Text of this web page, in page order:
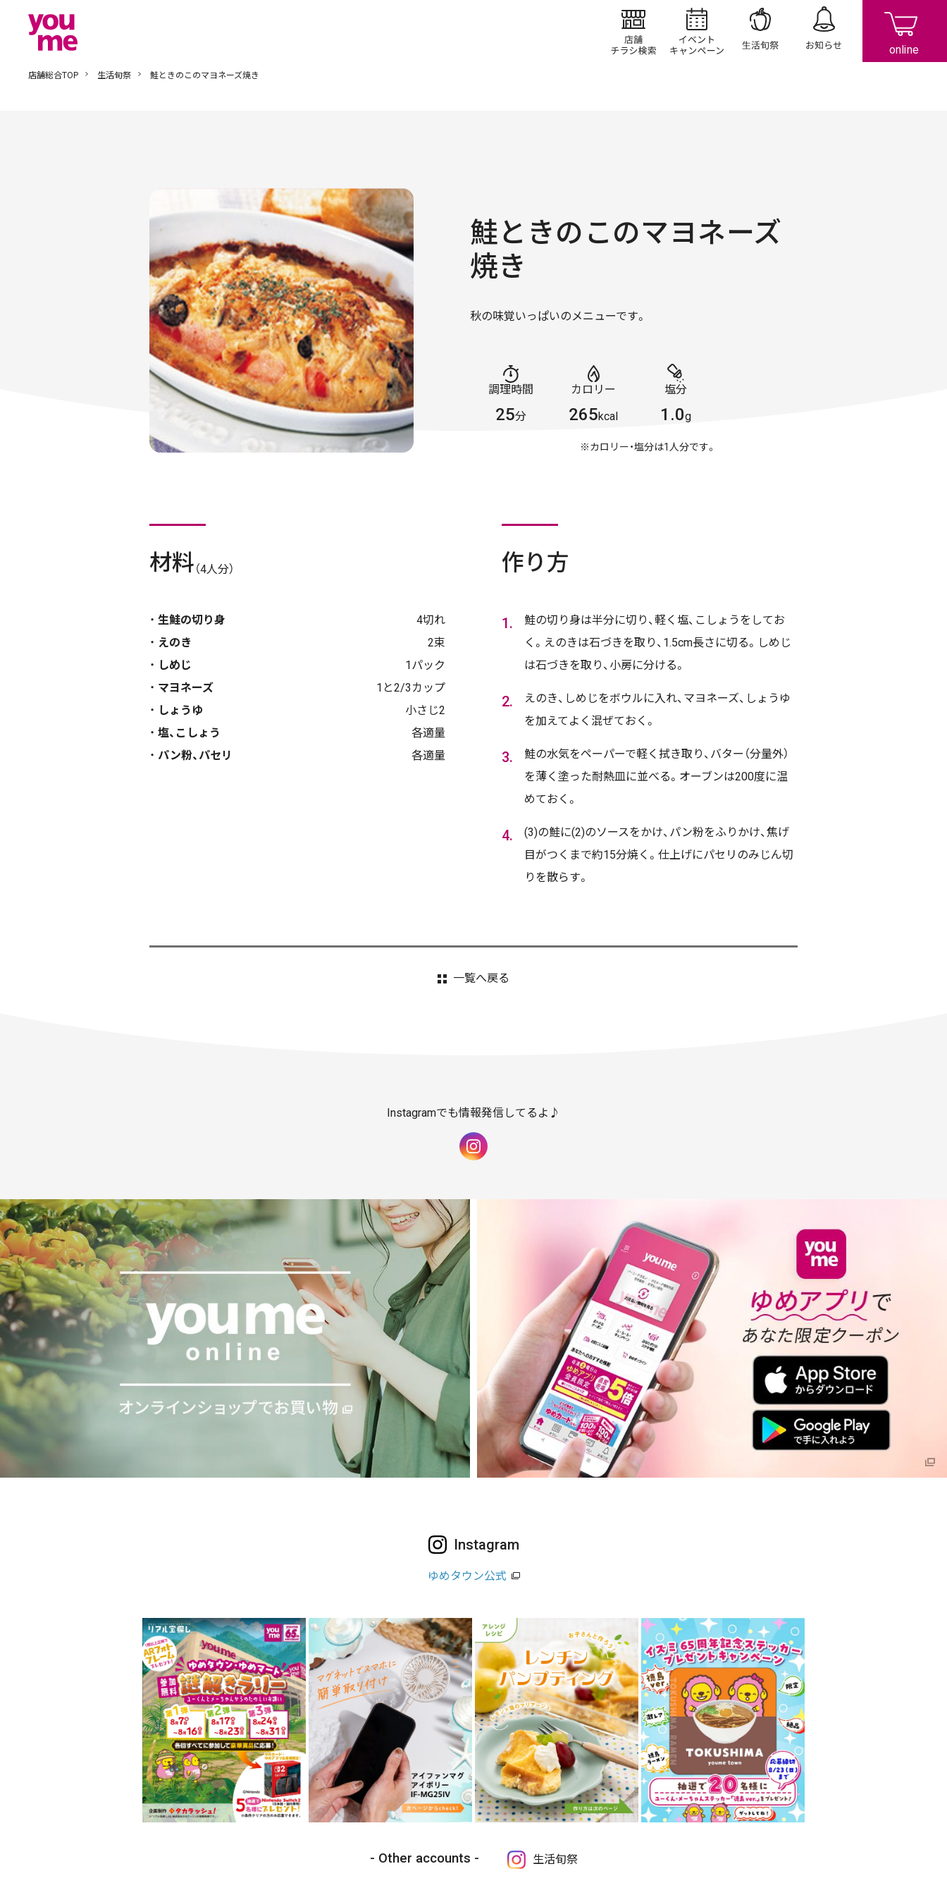
店舗/チラシ検索イベント/キャンペーン
生活旬祭 お知らせ
店舗総合TOP 生活旬祭 鮭ときのこのマヨネーズ焼き
鮭ときのこのマヨネーズ
焼き
秋の味覚いっぱいのメニューです。
調理時間
25分
カロリー
265kcal
塩分
1.0g
※カロリー・塩分は1人分です。
材料 （4人分）
生鮭の切り身
4切れ
えのき
2束
しめじ
1パック
マヨネーズ
1と2/3カップ
しょうゆ
小さじ2
塩、こしょう
各適量
パン粉、パセリ
各適量
作り方
鮭の切り身は半分に切り、軽く塩、こしょうをしてお
く。えのきは石づきを取り、1.5cm長さに切る。しめじ
は石づきを取り、小房に分ける。
えのき、しめじをボウルに入れ、マヨネーズ、しょうゆ
を加えてよく混ぜておく。
鮭の水気をペーパーで軽く拭き取り、バター（分量外）
を薄く塗った耐熱皿に並べる。オーブンは200度に温
めておく。
(3)の鮭に(2)のソースをかけ、パン粉をふりかけ、焦げ
目がつくまで約15分焼く。仕上げにパセリのみじん切
りを散らす。
一覧へ戻る
Instagramでも情報発信してるよ♪
Instagram
ゆめタウン公式
Other accounts 生活旬祭